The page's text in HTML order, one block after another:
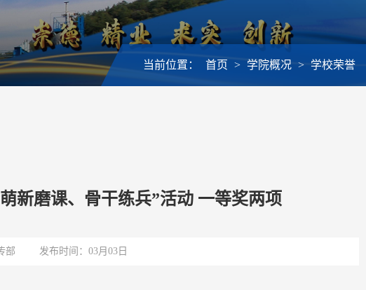
当前位置： 首页 > 学院概况 > 学校荣誉
新磨课、骨干练兵”活动 一等奖两项
部 发布时间：03月03日